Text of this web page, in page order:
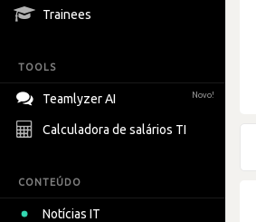
Trainees
TOOLS
Teamlyzer AI Novo!
Calculadora de salários TI
CONTEÚDO
Notícias IT